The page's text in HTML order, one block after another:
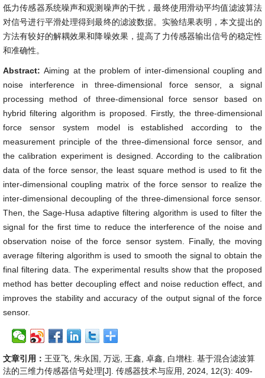
低力传感器系统噪声和观测噪声的干扰，最终使用滑动平均值滤波算法
对信号进行平滑处理得到最终的滤波数据。实验结果表明，本文提出的
方法有较好的解耦效果和降噪效果，提高了力传感器输出信号的稳定性
和准确性。
Abstract:Aiming at the problem of inter-dimensional coupling and
noise interference in three-dimensional force sensor, a signal
processing method of three-dimensional force sensor based on
hybrid filtering algorithm is proposed. Firstly, the three-dimensional
force sensor system model is established according to the
measurement principle of the three-dimensional force sensor, and
the calibration experiment is designed. According to the calibration
data of the force sensor, the least square method is used to fit the
inter-dimensional coupling matrix of the force sensor to realize the
inter-dimensional decoupling of the three-dimensional force sensor.
Then, the Sage-Husa adaptive filtering algorithm is used to filter the
signal for the first time to reduce the interference of the noise and
observation noise of the force sensor system. Finally, the moving
average filtering algorithm is used to smooth the signal to obtain the
final filtering data. The experimental results show that the proposed
method has better decoupling effect and noise reduction effect, and
improves the stability and accuracy of the output signal of the force
sensor.
文章引用： 王亚飞, 朱永国, 万远, 王鑫, 卓鑫, 白增柱. 基于混合滤波算
法的三维力传感器信号处理[J]. 传感器技术与应用, 2024, 12(3): 409-